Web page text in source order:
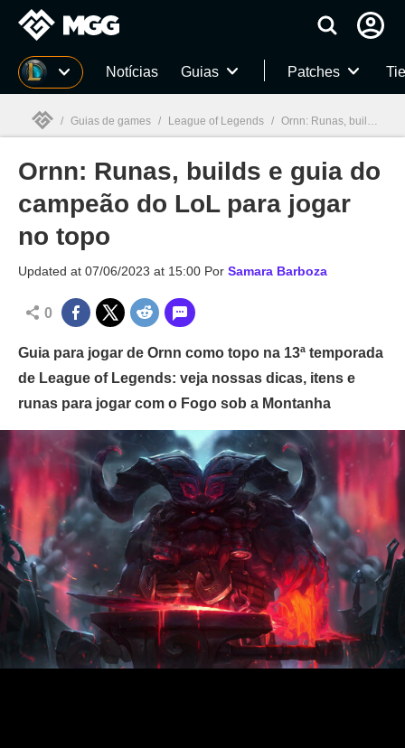
Millenium Notícias Guias Patches
Millenium
/ Guias de games / League of Legends / Ornn: Runas, builds e guia do campeão do LoL para jogar no topo
Ornn: Runas, builds e guia do
campeão do LoL para jogar
no topo
Updated at 07/06/2023 at 15:00 Por Samara Barboza
0
Guia para jogar de Ornn como topo na 13ª temporada
de League of Legends: veja nossas dicas, itens e
runas para jogar com o Fogo sob a Montanha